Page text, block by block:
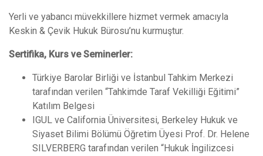
Yerli ve yabancı müvekkillere hizmet vermek amacıyla
Keskin & Çevik Hukuk Bürosu’nu kurmuştur.
Sertifika, Kurs ve Seminerler:
Türkiye Barolar Birliği ve İstanbul Tahkim Merkezi
tarafından verilen “Tahkimde Taraf Vekilliği Eğitimi”
Katılım Belgesi
IGUL ve California Üniversitesi, Berkeley Hukuk ve
Siyaset Bilimi Bölümü Öğretim Üyesi Prof. Dr. Helene
SILVERBERG tarafından verilen “Hukuk İngilizcesi